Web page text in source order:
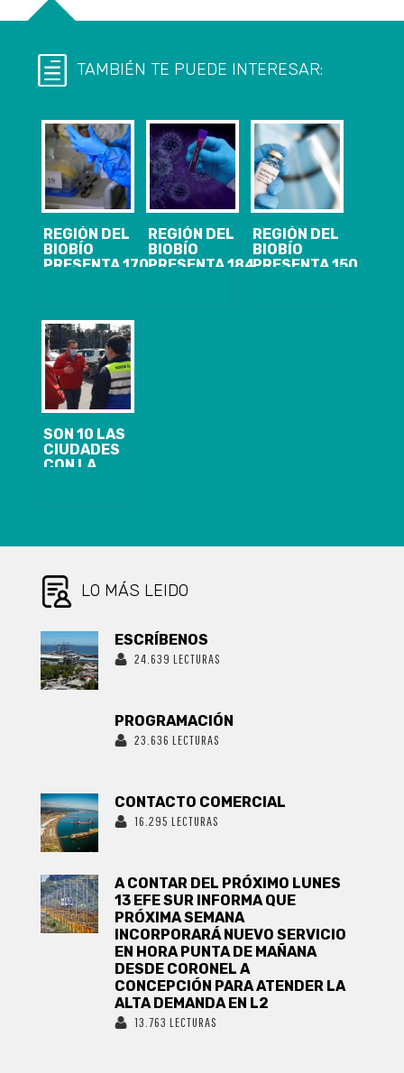
TAMBIÉN TE PUEDE INTERESAR:
REGIÓN DEL
BIOBÍO
PRESENTA 170
ACUMULADOS
Y 1.307
ACTIVOS DE
COVID-19
REGIÓN DEL
BIOBÍO
PRESENTA 184
REGIÓN DEL
BIOBÍO
PRESENTA 150
SON 10 LAS
CIUDADES
CON LA
EN COMUNAS
QUE
INGRESARON A
LO MÁS LEIDO
ESCRÍBENOS
24.639 LECTURAS
PROGRAMACIÓN
23.636 LECTURAS
CONTACTO COMERCIAL
16.295 LECTURAS
A CONTAR DEL PRÓXIMO LUNES
13 EFE SUR INFORMA QUE
PRÓXIMA SEMANA
INCORPORARÁ NUEVO SERVICIO
EN HORA PUNTA DE MAÑANA
DESDE CORONEL A
CONCEPCIÓN PARA ATENDER LA
ALTA DEMANDA EN L2
13.763 LECTURAS